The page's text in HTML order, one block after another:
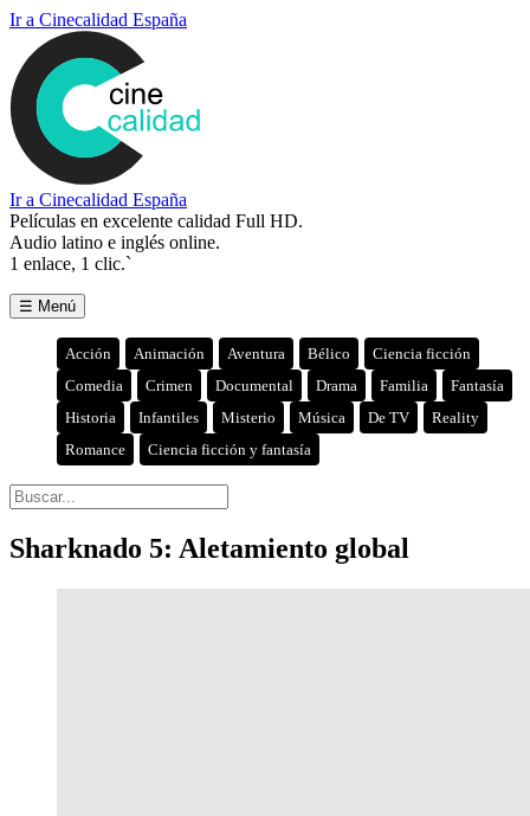
Ir a Cinecalidad España
Ir a Cinecalidad España
Películas en excelente calidad Full HD.
Audio latino e inglés online.
1 enlace, 1 clic.`
☰ Menú
Acción Animación Aventura Bélico
Ciencia ficción
Comedia
Crimen Documental Drama Familia
Fantasía
Historia
Infantiles Misterio Música De TV
Reality
Romance
Ciencia ficción y fantasía
Sharknado 5: Aletamiento global